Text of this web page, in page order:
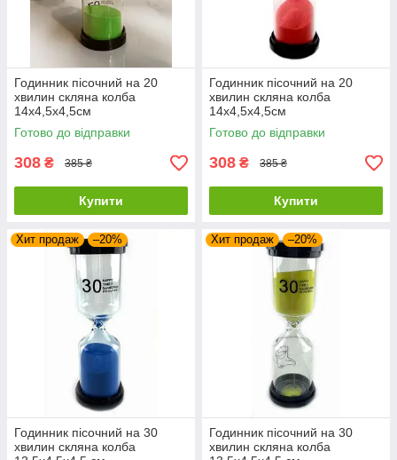
Годинник пісочний на 20
хвилин скляна колба
14х4,5х4,5см
Готово до відправки
308 ₴ 385 ₴
Купити
Годинник пісочний на 20
хвилин скляна колба
14х4,5х4,5см
Готово до відправки
308 ₴ 385 ₴
Купити
Хит продаж –20%
Годинник пісочний на 30
хвилин скляна колба
Хит продаж –20%
Годинник пісочний на 30
хвилин скляна колба